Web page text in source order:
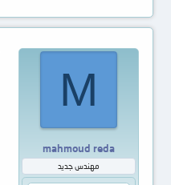
M
mahmoud reda
مهندس جديد